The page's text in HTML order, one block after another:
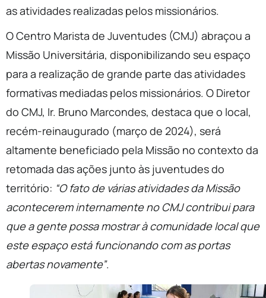
as atividades realizadas pelos missionários.
O Centro Marista de Juventudes (CMJ) abraçou a
Missão Universitária, disponibilizando seu espaço
para a realização de grande parte das atividades
formativas mediadas pelos missionários. O Diretor
do CMJ, Ir. Bruno Marcondes, destaca que o local,
recém-reinaugurado (março de 2024), será
altamente beneficiado pela Missão no contexto da
retomada das ações junto às juventudes do
território: “O fato de várias atividades da Missão
acontecerem internamente no CMJ contribui para
que a gente possa mostrar à comunidade local que
este espaço está funcionando com as portas
abertas novamente”.